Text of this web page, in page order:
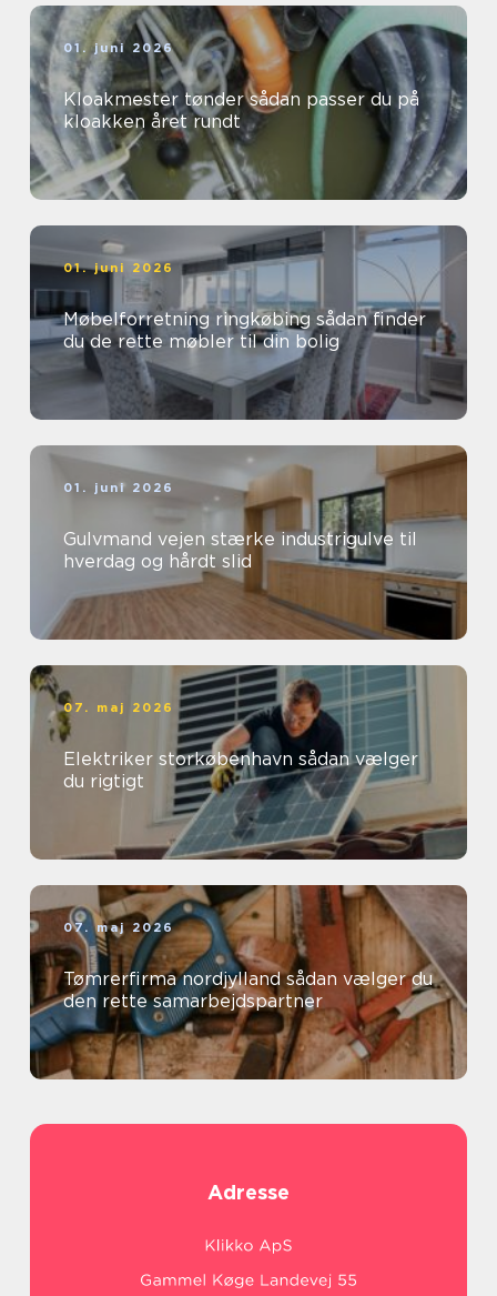
01. juni 2026
Kloakmester tønder sådan passer du på
kloakken året rundt
01. juni 2026
Møbelforretning ringkøbing sådan finder
du de rette møbler til din bolig
01. juni 2026
Gulvmand vejen stærke industrigulve til
hverdag og hårdt slid
07. maj 2026
Elektriker storkøbenhavn sådan vælger
du rigtigt
07. maj 2026
Tømrerfirma nordjylland sådan vælger du
den rette samarbejdspartner
Adresse